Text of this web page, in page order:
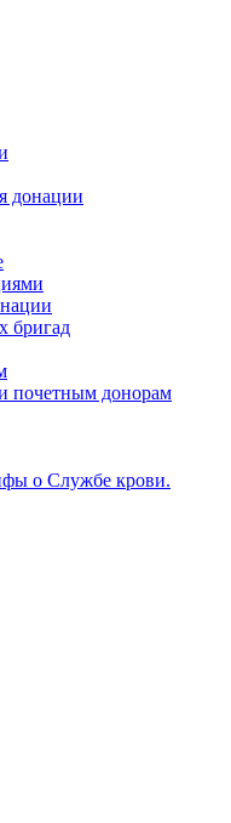
донации
бригад
почетным донорам
о Службе крови.